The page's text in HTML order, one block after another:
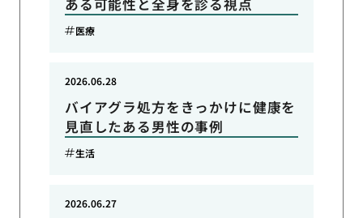
ある可能性と全身を診る視点
医療
バイアグラ処方をきっかけに健康を
見直したある男性の事例
2026.06.28
生活
2026.06.27